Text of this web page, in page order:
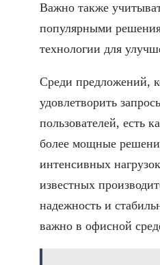
Важно также
популярными
технологии для
Среди предложений,
удовлетворить
пользователей, есть
более мощные
интенсивных
известных
надежность и
важно в офисной